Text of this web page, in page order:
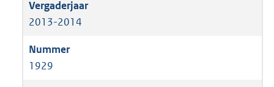
2013-2014
1929